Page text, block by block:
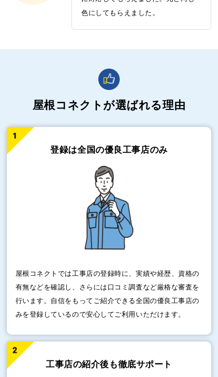
色にしてもらえました。
屋根コネクトが選ばれる理由
登録は全国の優良工事店のみ
屋根コネクトでは工事店の登録時に、実績や経歴、資格の
有無などを確認し、さらには口コミ調査など厳格な審査を
行います。自信をもってご紹介できる全国の優良工事店の
みを登録しているので安心してご利用いただけます。
工事店の紹介後も徹底サポート